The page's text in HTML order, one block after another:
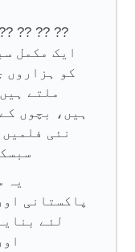
?? ?? ??
کو ہزاروں
ملتے
ہیں، بچوں
نئی
یہ
پاکستانی
لئے